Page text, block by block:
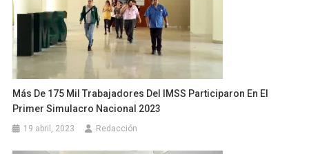
Más De 175 Mil Trabajadores Del IMSS Participaron En El
Primer Simulacro Nacional 2023
19 abril, 2023 Redacción